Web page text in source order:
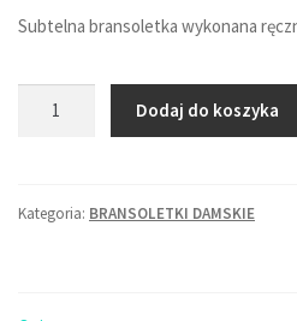
Subtelna bransoletka wykonana
3
Dodaj do koszyka
Kategoria: BRANSOLETKI DAMSKIE